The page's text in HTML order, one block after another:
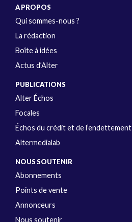
A PROPOS
Qui sommes-nous ?
La rédaction
Boîte à idées
Actus d’Alter
PUBLICATIONS
Alter Échos
Focales
Échos du crédit et de l’endettement
Altermedialab
NOUS SOUTENIR
Abonnements
Points de vente
Annonceurs
Nous soutenir